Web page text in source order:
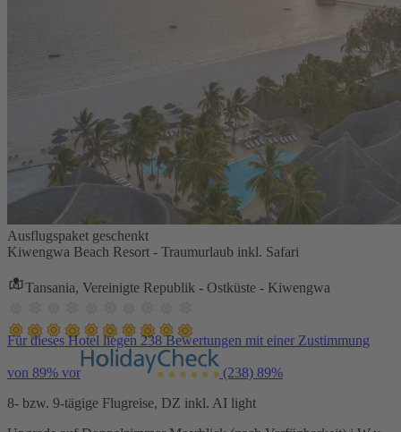
Ausflugspaket geschenkt
Kiwengwa Beach Resort - Traumurlaub inkl. Safari
Tansania, Vereinigte Republik - Ostküste - Kiwengwa
Für dieses Hotel liegen 238 Bewertungen mit einer Zustimmung
von 89% vor (238) 89%
8- bzw. 9-tägige Flugreise, DZ inkl. AI light